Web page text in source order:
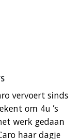
vervoert sinds
om 4u ’s
werk gedaan
haar dagje